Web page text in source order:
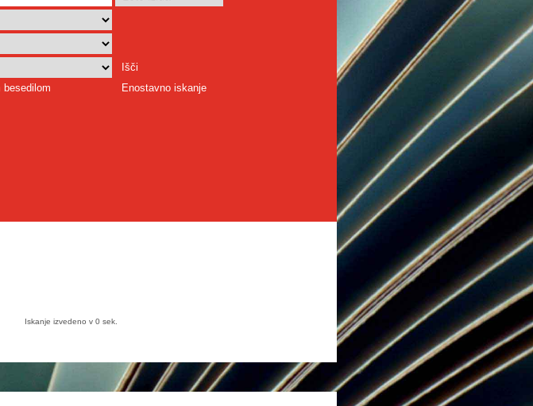
Išči
besedilom
Enostavno iskanje
Iskanje izvedeno v 0 sek.